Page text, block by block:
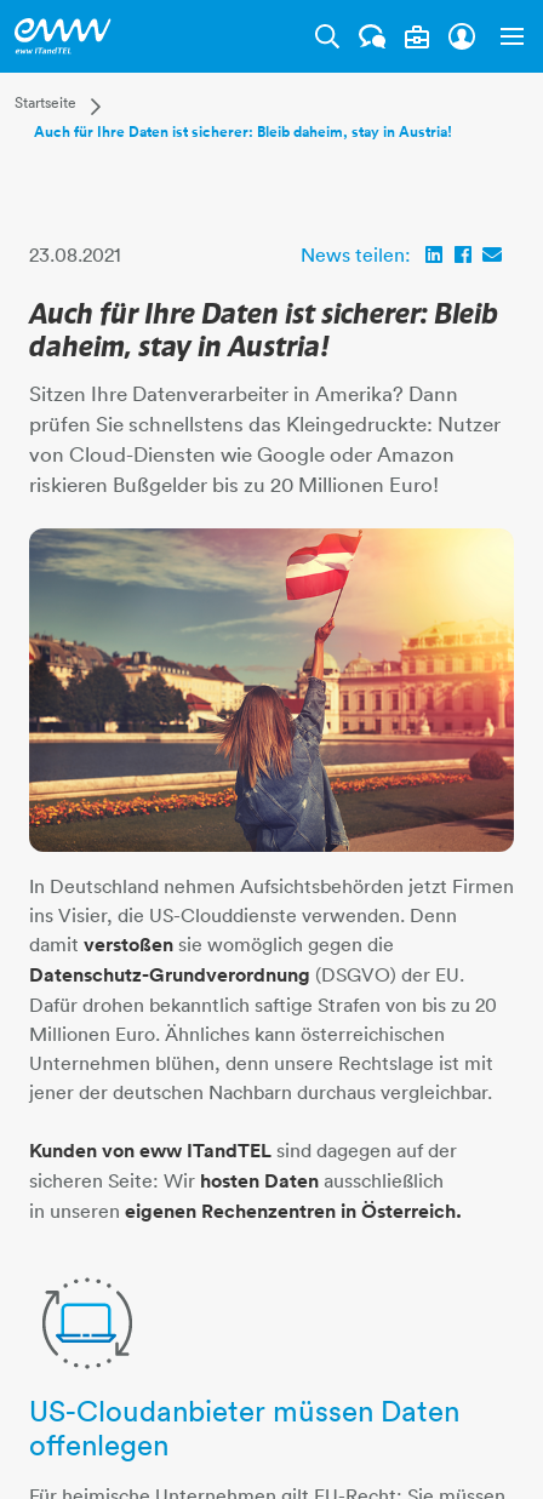
Startseite
Dropdown Startseite
Privatkunden
Auch für Ihre Daten ist sicherer: Bleib daheim, stay in Austria!
23.08.2021 News teilen:
Auch für Ihre Daten ist sicherer: Bleib
daheim, stay in Austria!
Sitzen Ihre Datenverarbeiter in Amerika? Dann
prüfen Sie schnellstens das Kleingedruckte: Nutzer
von Cloud-Diensten wie Google oder Amazon
riskieren Bußgelder bis zu 20 Millionen Euro!
In Deutschland nehmen Aufsichtsbehörden jetzt Firmen
ins Visier, die US-Clouddienste verwenden. Denn
damit verstoßen sie womöglich gegen die
Datenschutz-Grundverordnung (DSGVO) der EU.
Dafür drohen bekanntlich saftige Strafen von bis zu 20
Millionen Euro. Ähnliches kann österreichischen
Unternehmen blühen, denn unsere Rechtslage ist mit
jener der deutschen Nachbarn durchaus vergleichbar.
Kunden von eww ITandTEL sind dagegen auf der
sicheren Seite: Wir hosten Daten ausschließlich
in unseren eigenen Rechenzentren in Österreich.
computer-2-pfeile
US-Cloudanbieter müssen Daten
offenlegen